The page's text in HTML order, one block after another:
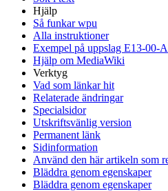
Hjälp
Så funkar wpu
Alla instruktioner
Exempel på uppslag E13-00-A
Hjälp om MediaWiki
Verktyg
Vad som länkar hit
Relaterade ändringar
Specialsidor
Utskriftsvänlig version
Permanent länk
Sidinformation
Använd den här artikeln som
Bläddra genom egenskaper
Bläddra genom egenskaper